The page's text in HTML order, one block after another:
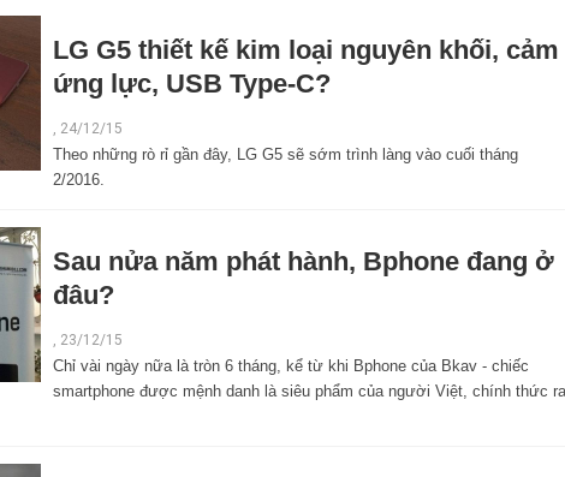
LG G5 thiết kế kim loại nguyên khối, cảm
ứng lực, USB Type-C?
, 24/12/15
Theo những rò rỉ gần đây, LG G5 sẽ sớm trình làng vào cuối tháng
2/2016.
Sau nửa năm phát hành, Bphone đang ở
đâu?
, 23/12/15
Chỉ vài ngày nữa là tròn 6 tháng, kể từ khi Bphone của Bkav - chiếc
smartphone được mệnh danh là siêu phẩm của người Việt, chính thức ra